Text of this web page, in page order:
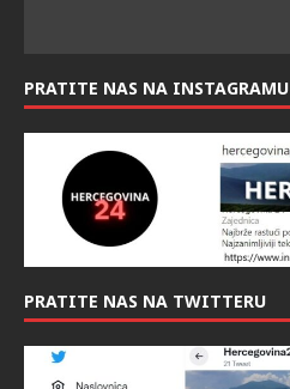
PRATITE NAS NA INSTAGRAMU
PRATITE NAS NA TWITTERU